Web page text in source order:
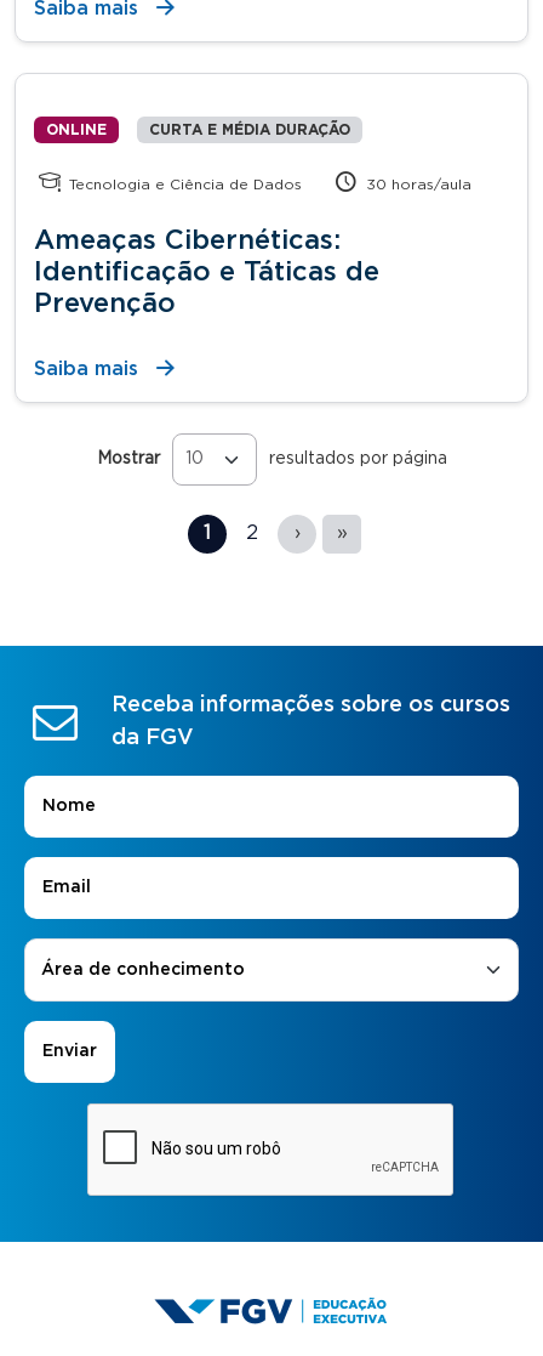
Saiba mais
ONLINE CURTA E MÉDIA DURAÇÃO
Tecnologia e Ciência de Dados 30 horas/aula
Ameaças Cibernéticas:
Identificação e Táticas de
Prevenção
Saiba mais
Mostrar resultados por página
1 2 › »
Receba informações sobre os cursos
da FGV
Nome
E-mail
Áreas de Interesse
Área de conhecimento